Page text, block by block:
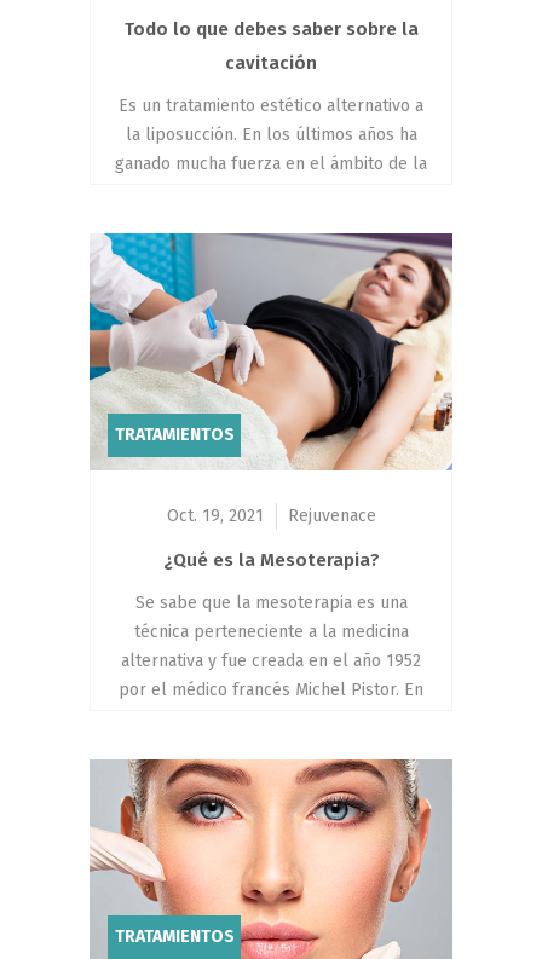
Todo lo que debes saber sobre la
cavitación
Es un tratamiento estético alternativo a
la liposucción. En los últimos años ha
ganado mucha fuerza en el ámbito de la
localizada y eliminar la celulitis, ya que
no es necesario realizar una...
TRATAMIENTOS
Oct. 19, 2021 Rejuvenace
¿Qué es la Mesoterapia?
Se sabe que la mesoterapia es una
técnica perteneciente a la medicina
alternativa y fue creada en el año 1952
por el médico francés Michel Pistor. En
también mucha injerencia en la
medicina...
TRATAMIENTOS